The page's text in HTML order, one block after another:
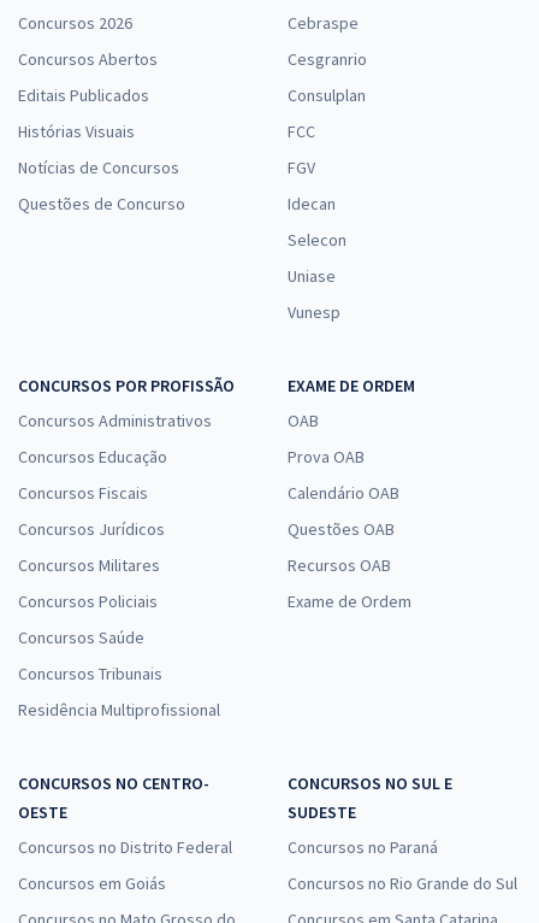
Concursos 2026
Concursos Abertos
Editais Publicados
Histórias Visuais
Notícias de Concursos
Questões de Concurso
Cebraspe
Cesgranrio
Consulplan
FCC
FGV
Idecan
Selecon
Uniase
Vunesp
CONCURSOS POR PROFISSÃO
Concursos Administrativos
Concursos Educação
Concursos Fiscais
Concursos Jurídicos
Concursos Militares
Concursos Policiais
Concursos Saúde
Concursos Tribunais
Residência Multiprofissional
EXAME DE ORDEM
OAB
Prova OAB
Calendário OAB
Questões OAB
Recursos OAB
Exame de Ordem
CONCURSOS NO CENTRO-
OESTE
Concursos no Distrito Federal
Concursos em Goiás
CONCURSOS NO SUL E
SUDESTE
Concursos no Paraná
Concursos no Rio Grande do Sul